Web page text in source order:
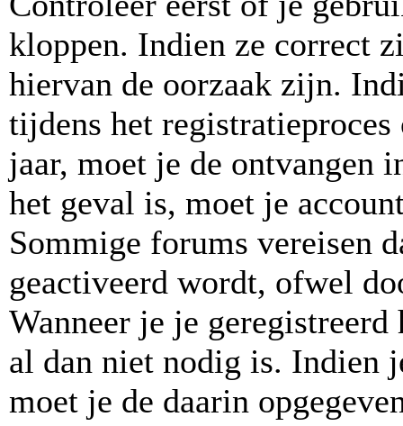
kloppen. Indien ze correct
hiervan de oorzaak zijn.
tijdens het
jaar, moet je de ontvangen
het geval is, moet je
Sommige forums vereisen
geactiveerd wordt, ofwel
Wanneer je je
al dan niet nodig is. Indien
moet je de daarin